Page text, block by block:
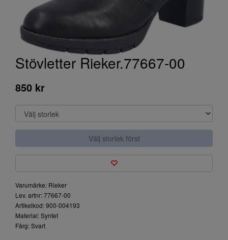
Stövletter Rieker.77667-00
850 kr
Välj storlek först
Varumärke: Rieker
Lev. artnr: 77667-00
Artikelkod: 900-004193
Material: Syntet
Färg: Svart